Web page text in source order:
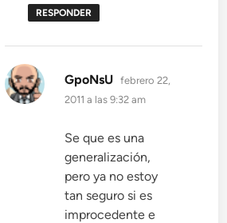
RESPONDER
GpoNsU dice:
febrero 22,
2011 a las 9:32 am
Se que es una
generalización,
pero ya no estoy
tan seguro si es
improcedente e